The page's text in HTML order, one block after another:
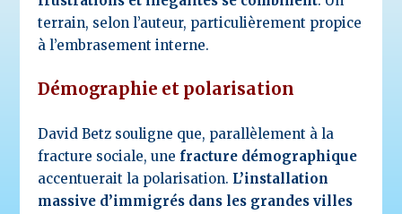
terrain, selon l’auteur, particulièrement propice
à l’embrasement interne.
Démographie et polarisation
David Betz souligne que, parallèlement à la
fracture sociale, une fracture démographique
accentuerait la polarisation. L’installation
massive d’immigrés dans les grandes villes